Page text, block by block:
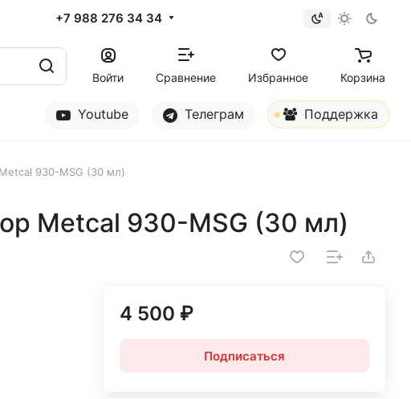
+7 988 276 34 34
Войти Сравнение Избранное Корзина
Youtube Телеграм Поддержка
930-MSG (30 мл)
Metcal 930-MSG (30 мл)
4 500 ₽
Подписаться